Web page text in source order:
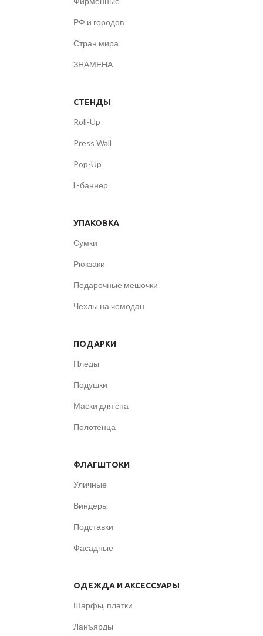
РФ и городов
Стран мира
ЗНАМЕНА
СТЕНДЫ
Roll-Up
Press Wall
Pop-Up
L-баннер
УПАКОВКА
Сумки
Рюкзаки
Подарочные мешочки
Чехлы на чемодан
ПОДАРКИ
Пледы
Подушки
Маски для сна
Полотенца
ФЛАГШТОКИ
Уличные
Виндеры
Подставки
Фасадные
ОДЕЖДА И АКСЕССУАРЫ
Шарфы, платки
Ланъярды